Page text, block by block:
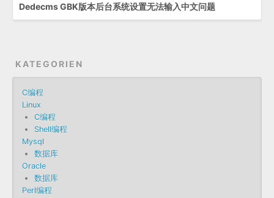
Dedecms GBK版本后台系统设置无法输入中文问题
KATEGORIEN
C编程
Linux
C编程
Shell编程
Mysql
数据库
Oracle
数据库
Perl编程